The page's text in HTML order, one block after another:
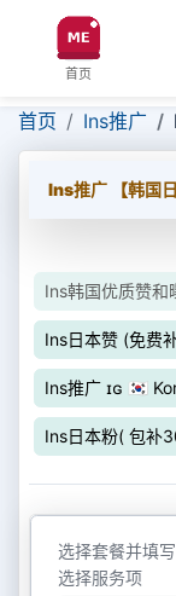
首页
首页 Ins推广
Ins推广 【韩国
Ins韩国优质赞和
Ins日本赞 (免费
Ins推广 ɪɢ 🇰🇷
Ins日本粉( 包补
选择套餐并填
选择服务项